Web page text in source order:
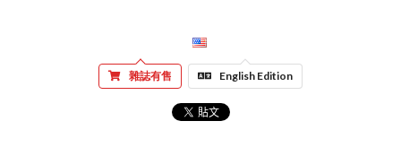
雜誌有售 English Edition